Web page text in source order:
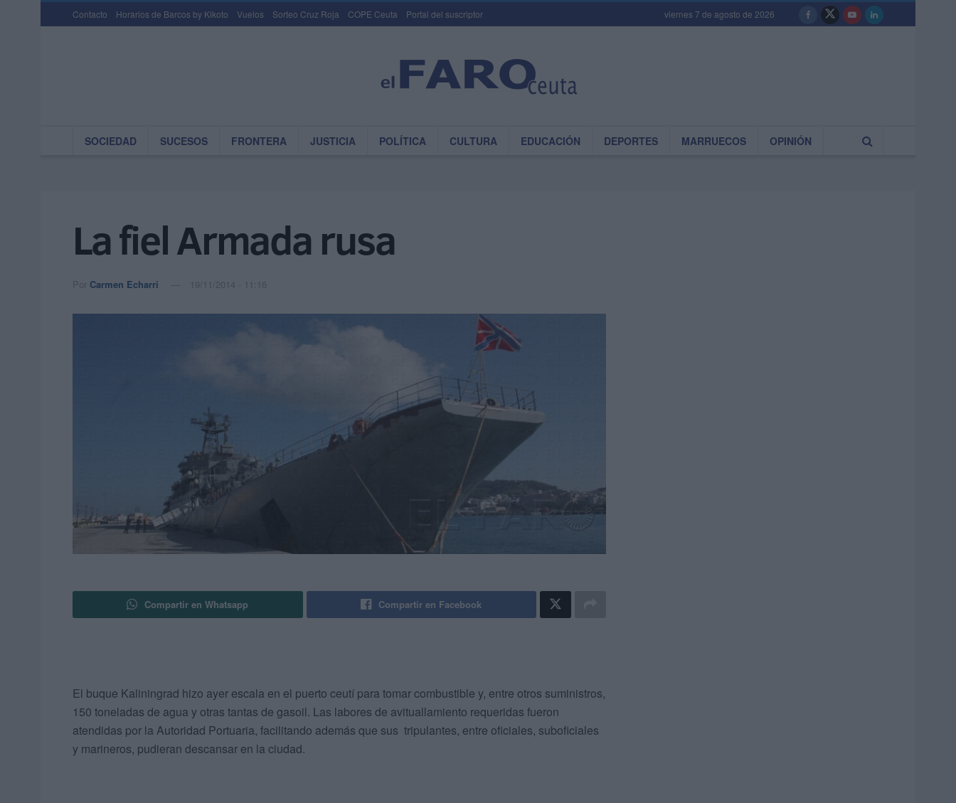
Contacto Horarios de Barcos by Kikoto Vuelos Sorteo Cruz Roja COPE Ceuta Portal del suscriptor viernes 7 de agosto de 2026
SOCIEDAD SUCESOS FRONTERA JUSTICIA POLÍTICA CULTURA EDUCACIÓN DEPORTES MARRUECOS OPINIÓN
La fiel Armada rusa
Por Carmen Echarri 19/11/2014 - 11:16
Compartir en Whatsapp Compartir en Facebook
El buque Kaliningrad hizo ayer escala en el puerto ceutí para tomar combustible y, entre otros suministros,
150 toneladas de agua y otras tantas de gasoil. Las labores de avituallamiento requeridas fueron
atendidas por la Autoridad Portuaria, facilitando además que sus tripulantes, entre oficiales, suboficiales
y marineros, pudieran descansar en la ciudad.